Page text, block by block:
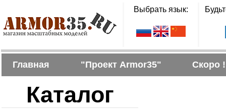
Выбрать язык:
Главная "Проект Armor35" Скоро !
Каталог